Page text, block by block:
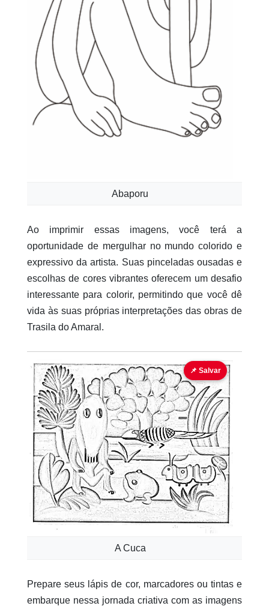
Abaporu
Ao imprimir essas imagens, você terá a
oportunidade de mergulhar no mundo colorido e
expressivo da artista. Suas pinceladas ousadas e
escolhas de cores vibrantes oferecem um desafio
interessante para colorir, permitindo que você dê
vida às suas próprias interpretações das obras de
Trasila do Amaral.
📌 Salvar
A Cuca
Prepare seus lápis de cor, marcadores ou tintas e
embarque nessa jornada criativa com as imagens